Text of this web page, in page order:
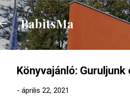
BabitsMa
Könyvajánló:
- április 22, 2021